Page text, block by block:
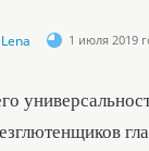
1 июля 2019